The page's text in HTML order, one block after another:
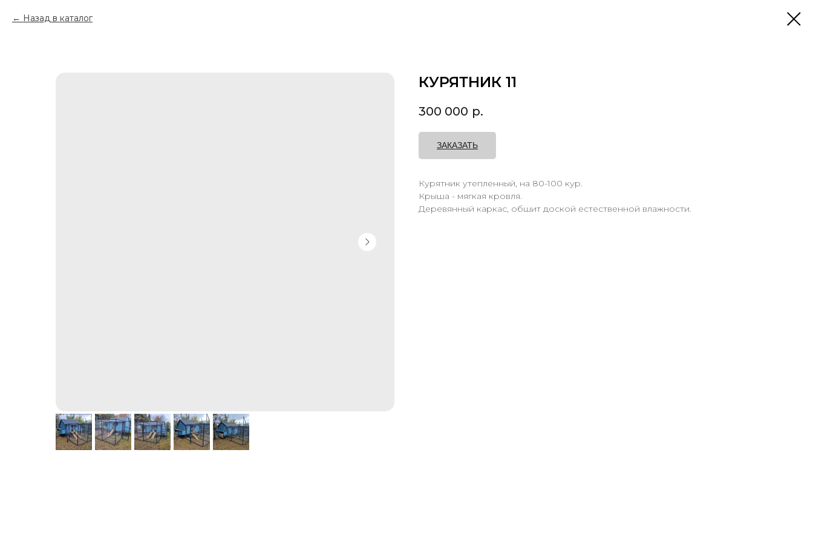
Назад в каталог
КУРЯТНИК 11
300 000 р.
ЗАКАЗАТЬ
Курятник утепленный, на 80-100 кур.
Крыша - мягкая кровля.
Деревянный каркас, обшит доской естественной влажности.